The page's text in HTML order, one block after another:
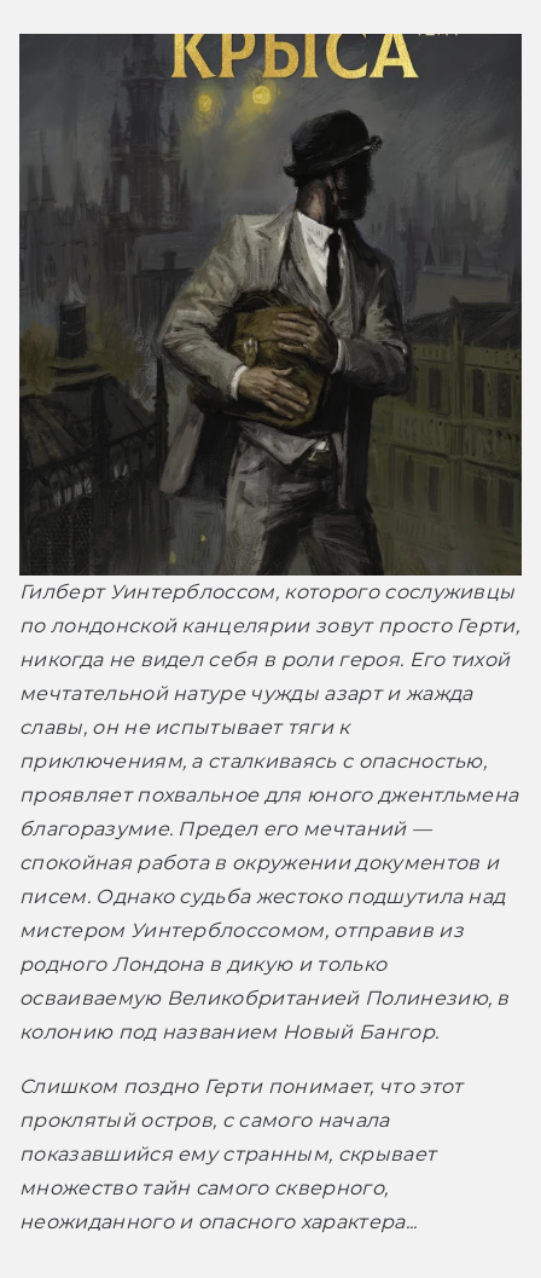
Гилберт Уинтерблоссом, которого сослуживцы
по лондонской канцелярии зовут просто Герти,
никогда не видел себя в роли героя. Его тихой
мечтательной натуре чужды азарт и жажда
славы, он не испытывает тяги к
приключениям, а сталкиваясь с опасностью,
проявляет похвальное для юного джентльмена
благоразумие. Предел его мечтаний —
спокойная работа в окружении документов и
писем. Однако судьба жестоко подшутила над
мистером Уинтерблоссомом, отправив из
родного Лондона в дикую и только
осваиваемую Великобританией Полинезию, в
колонию под названием Новый Бангор.
Слишком поздно Герти понимает, что этот
проклятый остров, с самого начала
показавшийся ему странным, скрывает
множество тайн самого скверного,
неожиданного и опасного характера...